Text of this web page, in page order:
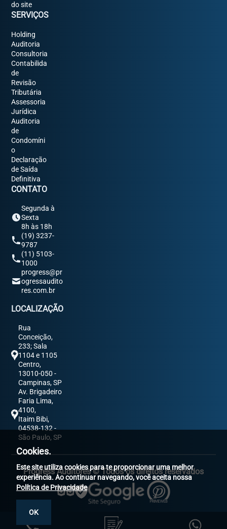
do site
SERVIÇOS
Holding
Auditoria
Consultoria
Contabilida
de
Revisão
Tributária
Assessoria
Jurídica
Auditoria
de
Condomíni
o
Declaração
de Saída
Definitiva
CONTATO
Segunda à
Sexta
8h às 18h
(19) 3237-
9787
(11) 5103-
1000
progress@pr
ogressaudito
res.com.br
LOCALIZAÇÃO
Rua
Conceição,
233; Sala
1104 e 1105
Centro,
13010-050 -
Campinas, SP
Av. Brigadeiro
Faria Lima,
4100,
Itaim Bibi,
04538-132 -
São Paulo, SP
Progress Auditores © Todos os direitos reservados
Cookies.
Este site utiliza cookies para te proporcionar uma melhor
experiência. Ao continuar navegando, você aceita nossa
Política de Privacidade
OK